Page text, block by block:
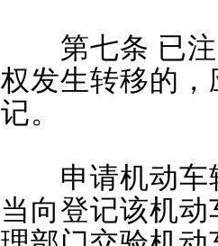
第七条 已
权发生转移的
记。
申请机动车
当向登记该机